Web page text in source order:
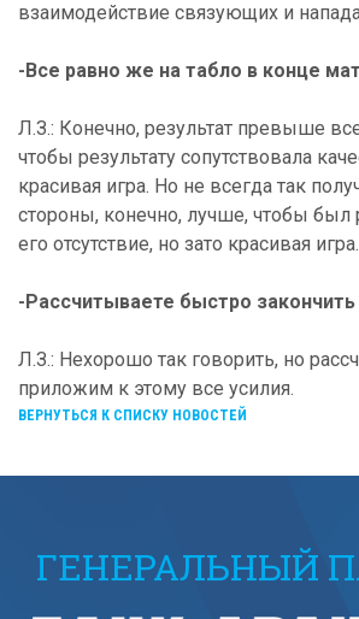
взаимодействие связующих и
-Все равно же на табло в конце
Л.З.: Конечно, результат превыше
чтобы результату сопутствовала
красивая игра. Но не всегда так
стороны, конечно, лучше, чтобы был
его отсутствие, но зато красивая игра.
-Рассчитываете быстро
Л.З.: Нехорошо так говорить, но
приложим к этому все усилия.
ВЕРНУТЬСЯ К СПИСКУ НОВОСТЕЙ
ГЕНЕРАЛЬНЫЙ